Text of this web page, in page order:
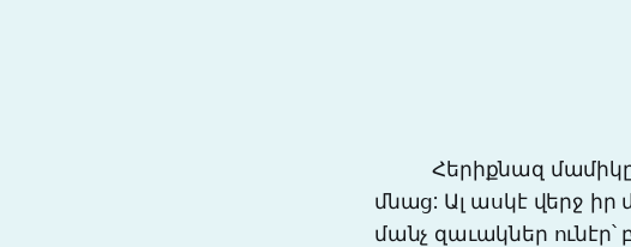
Հերիքնազ մամիկը
մնաց: Ալ ասկէ վերջ իր
մանչ զաւակներ